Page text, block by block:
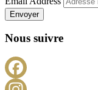
Envoyer
Nous suivre